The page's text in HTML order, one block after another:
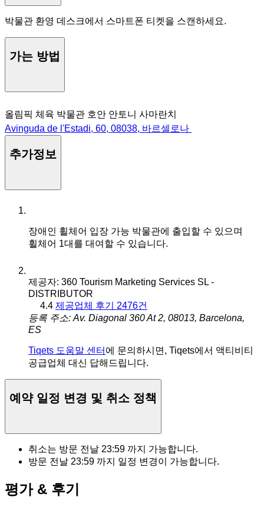
박물관 환영 데스크에서 스마트폰 티켓을 스캔하세요.
가는 방법
올림픽 체육 박물관 호안 안토니 사마란치
Avinguda de l'Estadi, 60, 08038, 바르셀로나
추가정보
장애인 휠체어 입장 가능 박물관에 출입할 수 있으며
휠체어 1대를 대여할 수 있습니다.
제공자: 360 Tourism Marketing Services SL -
DISTRIBUTOR
4.4 제공업체 후기 2476건
등록 주소: Av. Diagonal 360 At 2, 08013, Barcelona,
ES
Tiqets 도움말 센터 에 문의하시면, Tiqets에서 액티비티
공급업체 대신 답해드립니다.
예약 일정 변경 및 취소 정책
취소는 방문 전날 23:59 까지 가능합니다.
방문 전날 23:59 까지 일정 변경이 가능합니다.
평가 & 후기